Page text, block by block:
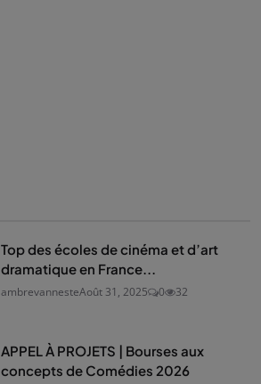
Top des écoles de cinéma et d’art
dramatique en France...
ambrevannesteAoût 31, 2025 0 32
APPEL À PROJETS | Bourses aux
concepts de Comédies 2026